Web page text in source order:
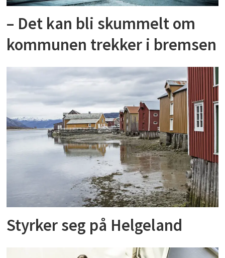
– Det kan bli skummelt om
kommunen trekker i bremsen
Styrker seg på Helgeland